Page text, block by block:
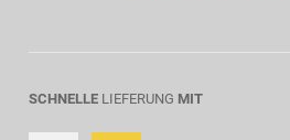
SCHNELLE LIEFERUNG MIT